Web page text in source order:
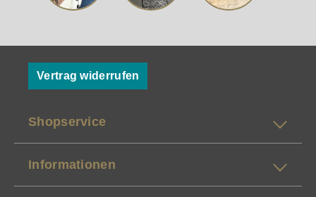
Vertrag widerrufen
Shopservice
Informationen